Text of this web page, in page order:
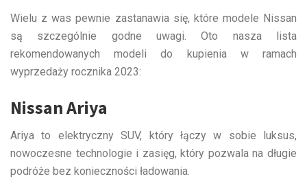
Wielu z was pewnie zastanawia się, które modele Nissan
są szczególnie godne uwagi. Oto nasza lista
rekomendowanych modeli do kupienia w ramach
wyprzedaży rocznika 2023:
Nissan Ariya
Ariya to elektryczny SUV, który łączy w sobie luksus,
nowoczesne technologie i zasięg, który pozwala na długie
podróże bez konieczności ładowania.